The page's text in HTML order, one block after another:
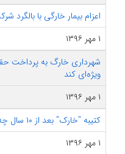
اعزام بیمار خارگی با بالگرد
۱ مهر ۱۳۹۶
شهرداری خارگ به پرداخت
ویژه‌ای کند
۱ مهر ۱۳۹۶
کتیبه "خارک" بعد از ۱۰ سال چه سرنوشتی دارد؟
۱ مهر ۱۳۹۶